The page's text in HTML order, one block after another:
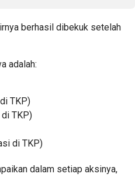
berhasil dibekuk setelah
adalah:
TKP)
TKP)
di TKP)
dalam setiap aksinya,